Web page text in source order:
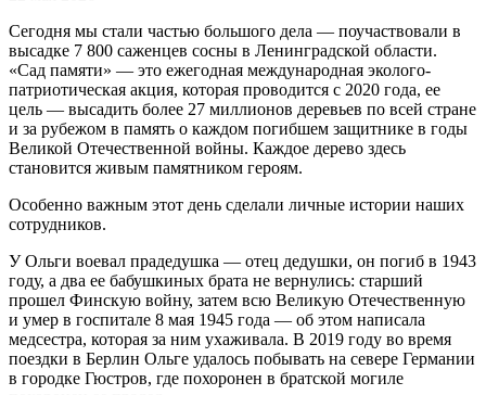
Сегодня мы стали частью большого дела — поучаствовали в
высадке 7 800 саженцев сосны в Ленинградской области.
«Сад памяти» — это ежегодная международная эколого-
патриотическая акция, которая проводится с 2020 года, ее
цель — высадить более 27 миллионов деревьев по всей стране
и за рубежом в память о каждом погибшем защитнике в годы
Великой Отечественной войны. Каждое дерево здесь
становится живым памятником героям.
Особенно важным этот день сделали личные истории наших
сотрудников.
У Ольги воевал прадедушка — отец дедушки, он погиб в 1943
году, а два ее бабушкиных брата не вернулись: старший
прошел Финскую войну, затем всю Великую Отечественную
и умер в госпитале 8 мая 1945 года — об этом написала
медсестра, которая за ним ухаживала. В 2019 году во время
поездки в Берлин Ольге удалось побывать на севере Германии
в городке Гюстров, где похоронен в братской могиле